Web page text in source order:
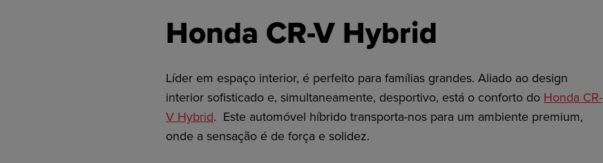
Honda CR-V Hybrid
Líder em espaço interior, é perfeito para famílias grandes. Aliado ao design
interior sofisticado e, simultaneamente, desportivo, está o conforto do Honda CR-
V Hybrid. Este automóvel híbrido transporta-nos para um ambiente premium,
onde a sensação é de força e solidez.